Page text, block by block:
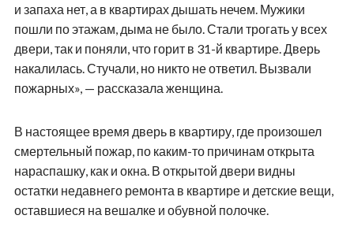
и запаха нет, а в квартирах дышать нечем. Мужики
пошли по этажам, дыма не было. Стали трогать у всех
двери, так и поняли, что горит в 31-й квартире. Дверь
накалилась. Стучали, но никто не ответил. Вызвали
пожарных», — рассказала женщина.
В настоящее время дверь в квартиру, где произошел
смертельный пожар, по каким-то причинам открыта
нараспашку, как и окна. В открытой двери видны
остатки недавнего ремонта в квартире и детские вещи,
оставшиеся на вешалке и обувной полочке.